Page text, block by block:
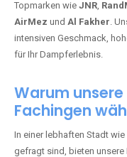
Topmarken wie JNR,
AirMez und Al Fakher.
intensiven Geschmack,
für Ihr Dampferlebnis.
Warum unsere
Fachingen
In einer lebhaften Stadt wie
gefragt sind, bieten unsere